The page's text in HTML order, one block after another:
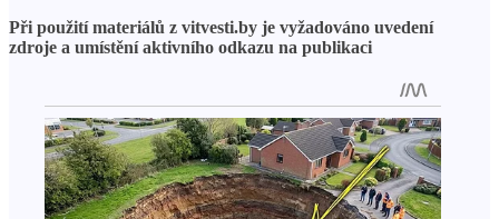
Při použití materiálů z vitvesti.by je vyžadováno uvedení
zdroje a umístění aktivního odkazu na publikaci